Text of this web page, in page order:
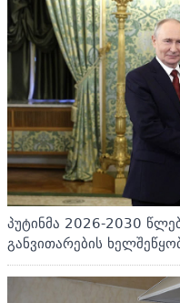
პუტინმა 2026-2030
განვითარების